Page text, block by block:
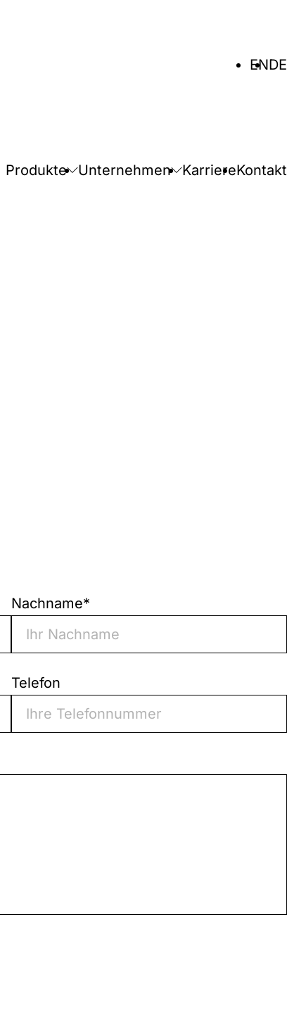
Sprache
ENDE
Produkte Unternehmen KarriereKontakt
Nachname*
Telefon